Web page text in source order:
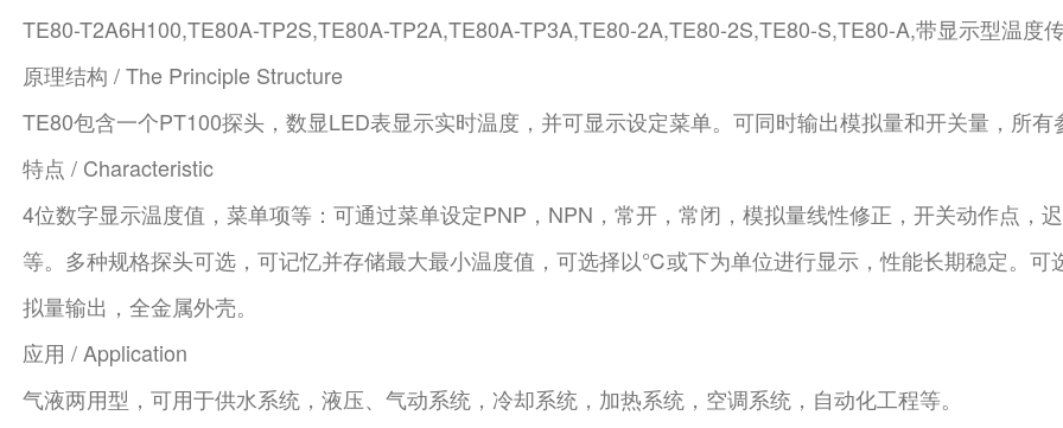
TE80-T2A6H100,TE80A-TP2S,TE80A-TP2A,TE80A-TP3A,TE80-2A,TE80-2S,TE80-S,TE80-A,带显示型温度
原理结构 / The Principle Structure
TE80包含一个PT100探头，数显LED表显示实时温度，并可显示设定菜单。可同时输出模拟量和开关量，所有
特点 / Characteristic
4位数字显示温度值，菜单项等：可通过菜单设定PNP，NPN，常开，常闭，模拟量线性修正，开关动作点，
等。多种规格探头可选，可记忆并存储最大最小温度值，可选择以℃或下为单位进行显示，性能长期稳定。
拟量输出，全金属外壳。
应用 / Application
气液两用型，可用于供水系统，液压、气动系统，冷却系统，加热系统，空调系统，自动化工程等。